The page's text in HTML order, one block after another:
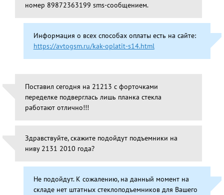
номер 89872363199 sms-сообщением.
Информация о всех способах оплаты есть на сайте:
https://avtogsm.ru/kak-oplatit-s14.html
Поставил сегодня на 21213 с форточками
переделке подверглась лишь планка стекла
работают отлично!!!
Здравствуйте, скажите подойдут подъемники на
ниву 2131 2010 года?
Не подойдут. К сожалению, на данный момент на
складе нет штатных стеклоподъемников для Вашего